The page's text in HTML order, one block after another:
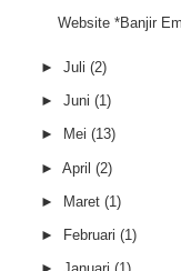
Website *Banjir
► Juli (2)
► Juni (1)
► Mei (13)
► April (2)
► Maret (1)
► Februari (1)